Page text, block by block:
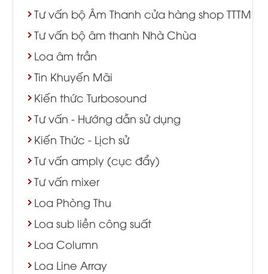
Tư vấn bộ Âm Thanh cửa hàng shop TTTM
Tư vấn bộ âm thanh Nhà Chùa
Loa âm trần
Tin Khuyến Mãi
Kiến thức Turbosound
Tư vấn - Hướng dẫn sử dụng
Kiến Thức - Lịch sử
Tư vấn amply (cục đẩy)
Tư vấn mixer
Loa Phòng Thu
Loa sub liền công suất
Loa Column
Loa Line Array